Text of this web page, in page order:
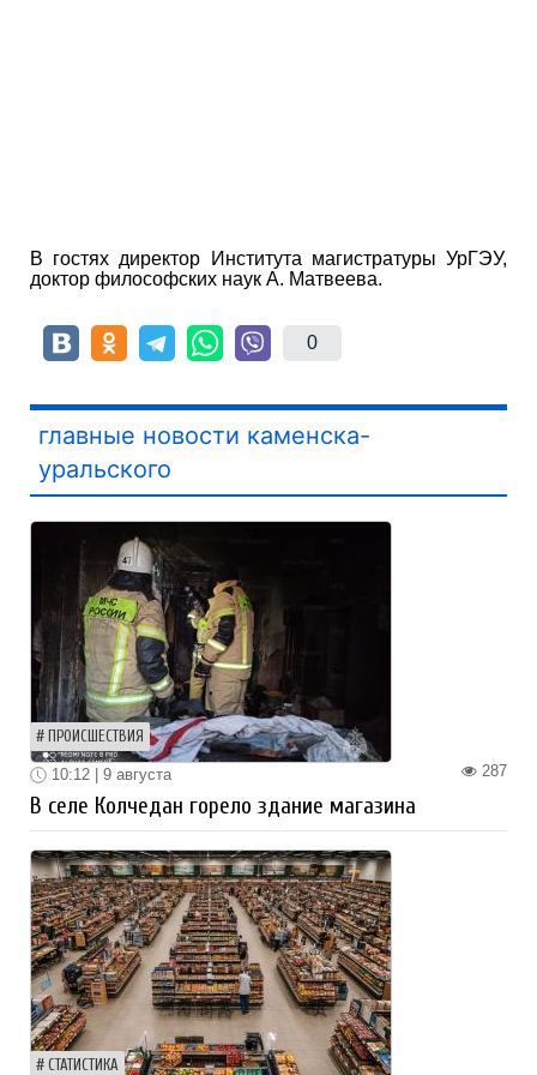
В гостях директор Института магистратуры УрГЭУ,
доктор философских наук А. Матвеева.
0
главные новости каменска-
уральского
ПРОИСШЕСТВИЯ
287
10:12 | 9 августа
В селе Колчедан горело здание магазина
СТАТИСТИКА